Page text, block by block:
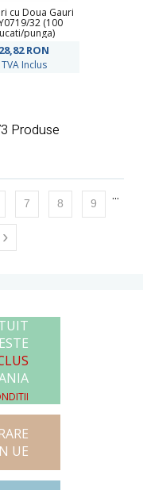
cu Doua Gauri
32 (100
punga)
28,82RON
TVA Inclus
Produse
7 8 9
...
›
UE